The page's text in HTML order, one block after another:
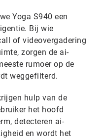
Yoga S940 een
Bij wie
of videovergadering
zorgen de ai-
rumoer op de
weggefilterd.
hulp van de
het hoofd
detecteren ai-
en wordt het